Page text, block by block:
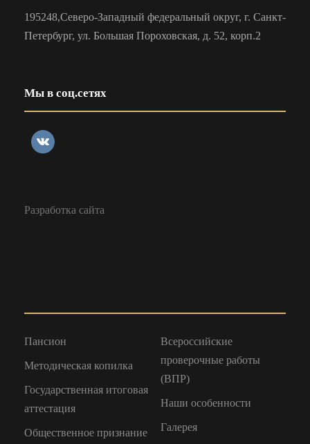
195248,Северо-Западный федеральный округ, г. Санкт-
Петербург, ул. Большая Пороховская, д. 52, корп.2
Мы в соц.сетях
Разработка сайта
Пансион
Методическая копилка
Государственная итоговая
аттестация
Общественное признание
Всероссийские
проверочные работы
(ВПР)
Наши особенности
Галерея